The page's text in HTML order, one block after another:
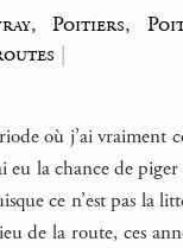
Poitiers,
|
où j’ai vraiment
eu la chance de piger
ce n’est pas la
de la route, ces